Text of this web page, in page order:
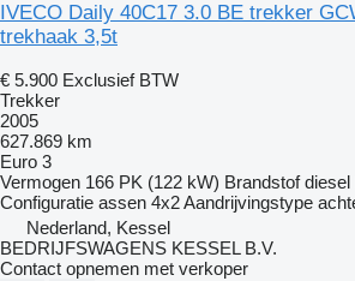
IVECO Daily 40C17 3.0 BE trekker
trekhaak 3,5t
€ 5.900 Exclusief BTW
Trekker
2005
627.869 km
Euro 3
Vermogen 166 PK (122 kW) Brandstof diesel
Configuratie assen 4x2Aandrijvingstype
Nederland, Kessel
BEDRIJFSWAGENS KESSEL B.V.
Contact opnemen met verkoper